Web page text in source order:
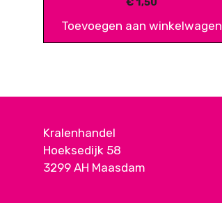
Toevoegen aan winkelwagen
Kralenhandel
Hoeksedijk 58
3299 AH Maasdam